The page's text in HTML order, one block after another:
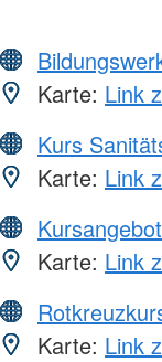
Karte: Link
Kurs
Karte: Link
Karte: Link
Karte: Link